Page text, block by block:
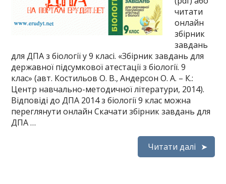
читати
онлайн
збірник
завдань
для ДПА з біології у 9 класі. «Збірник завдань для
державної підсумкової атестації з біології. 9
клас» (авт. Костильов О. В., Андерсон О. А. – К.:
Центр навчально-методичної літератури, 2014).
Відповіді до ДПА 2014 з біології 9 клас можна
переглянути онлайн Скачати збірник завдань для
ДПА …
Читати далі